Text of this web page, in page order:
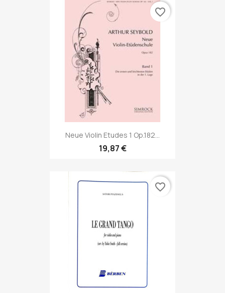
Neue Violin Etudes 1 Op.182...
19,87 €
favorite_border
favorite_border